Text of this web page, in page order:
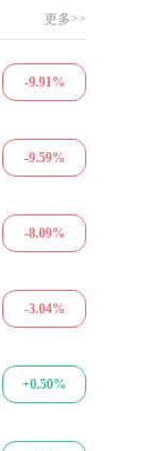
更多>>
-9.91%
-9.59%
-8.09%
-3.04%
+0.50%